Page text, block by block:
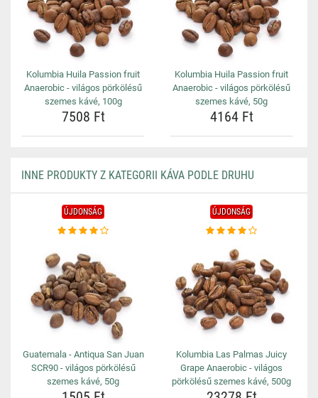
Kolumbia Huila Passion fruit
Anaerobic - világos pörkölésű
szemes kávé, 100g
7508 Ft
Kolumbia Huila Passion fruit
Anaerobic - világos pörkölésű
szemes kávé, 50g
4164 Ft
INNE PRODUKTY Z KATEGORII KÁVA PODLE DRUHU
ÚJDONSÁG
Guatemala - Antiqua San Juan
SCR90 - világos pörkölésű
szemes kávé, 50g
ÚJDONSÁG
Kolumbia Las Palmas Juicy
Grape Anaerobic - világos
pörkölésű szemes kávé, 500g